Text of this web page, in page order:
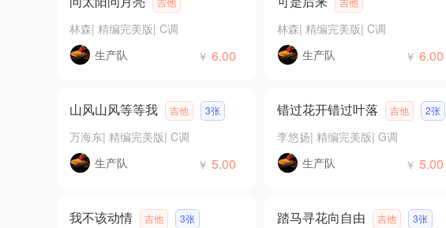
林森| 精编完美版| C调
生产队
￥6.00
林森| 精编完美版| C调
生产队
￥6.00
山风山风等等我 吉他 3张
万海东| 精编完美版| C调
生产队
￥5.00
错过花开错过叶落 吉他 2张
李悠扬| 精编完美版| G调
生产队
￥5.00
我不该动情 吉他 3张 踏马寻花向自由 吉他 3张